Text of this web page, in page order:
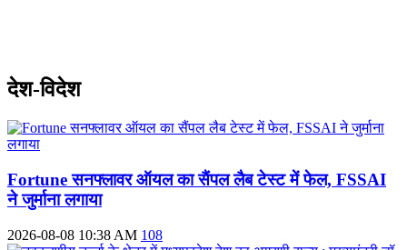
देश-विदेश
Fortune सनफ्लावर ऑयल का सैंपल लैब टेस्ट में फेल, FSSAI
ने जुर्माना लगाया
2026-08-08 10:38 AM 108